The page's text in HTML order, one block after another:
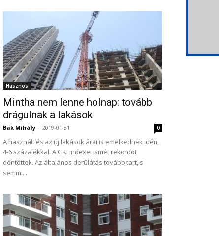
Hasznos
Mintha nem lenne holnap: tovább
drágulnak a lakások
Bak Mihály - 2019-01-31 0
A használt és az új lakások árai is emelkednek idén,
4-6 százalékkal. A GKI indexei ismét rekordot
döntöttek. Az általános derűlátás tovább tart, s
semmi...